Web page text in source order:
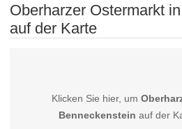
Oberharzer Ostermarkt
auf der Karte
Klicken Sie hier, um
Benneckenstein auf der